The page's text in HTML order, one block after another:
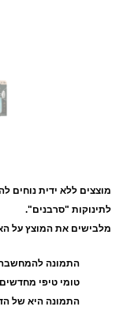
מוצצים ללא ידית נוחים
לתינוקות "סרבנים".
מלבישים את המוצץ על
התמונה
טומי טיפי
התמונה היא של